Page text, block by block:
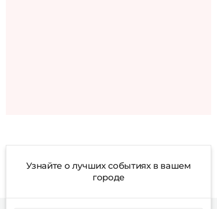
Узнайте о лучших событиях в вашем
городе